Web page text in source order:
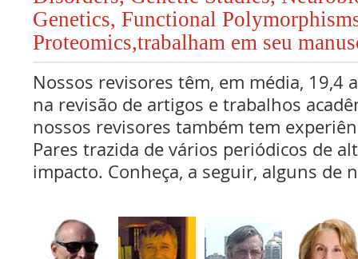
Genetics, Functional
Proteomics,trabalham em seu
Nossos revisores têm, em média, 19,4
na revisão de artigos e trabalhos
nossos revisores também tem
Pares trazida de vários periódicos de
impacto. Conheça, a seguir, alguns de